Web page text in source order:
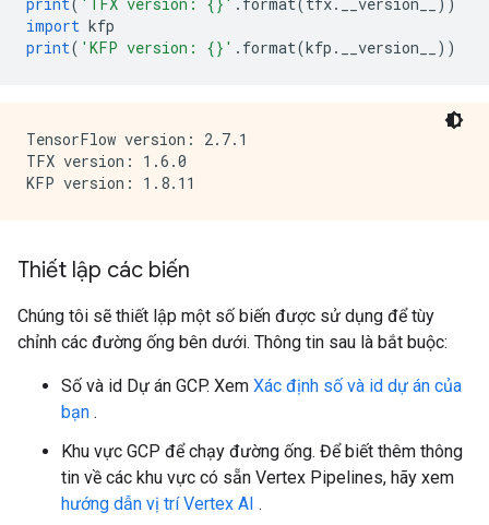
import kfp
print( 'KFP version: {}' . format(kfp . __version__ ))
TensorFlow version: 2.7.1
TFX version: 1.6.0
Thiết lập các biến
Chúng tôi sẽ thiết lập một số biến được sử dụng để tùy
chỉnh các đường ống bên dưới. Thông tin sau là bắt buộc:
Số và id Dự án GCP. Xem Xác định số và id dự án của
bạn .
Khu vực GCP để chạy đường ống. Để biết thêm thông
tin về các khu vực có sẵn Vertex Pipelines, hãy xem
hướng dẫn vị trí Vertex AI .